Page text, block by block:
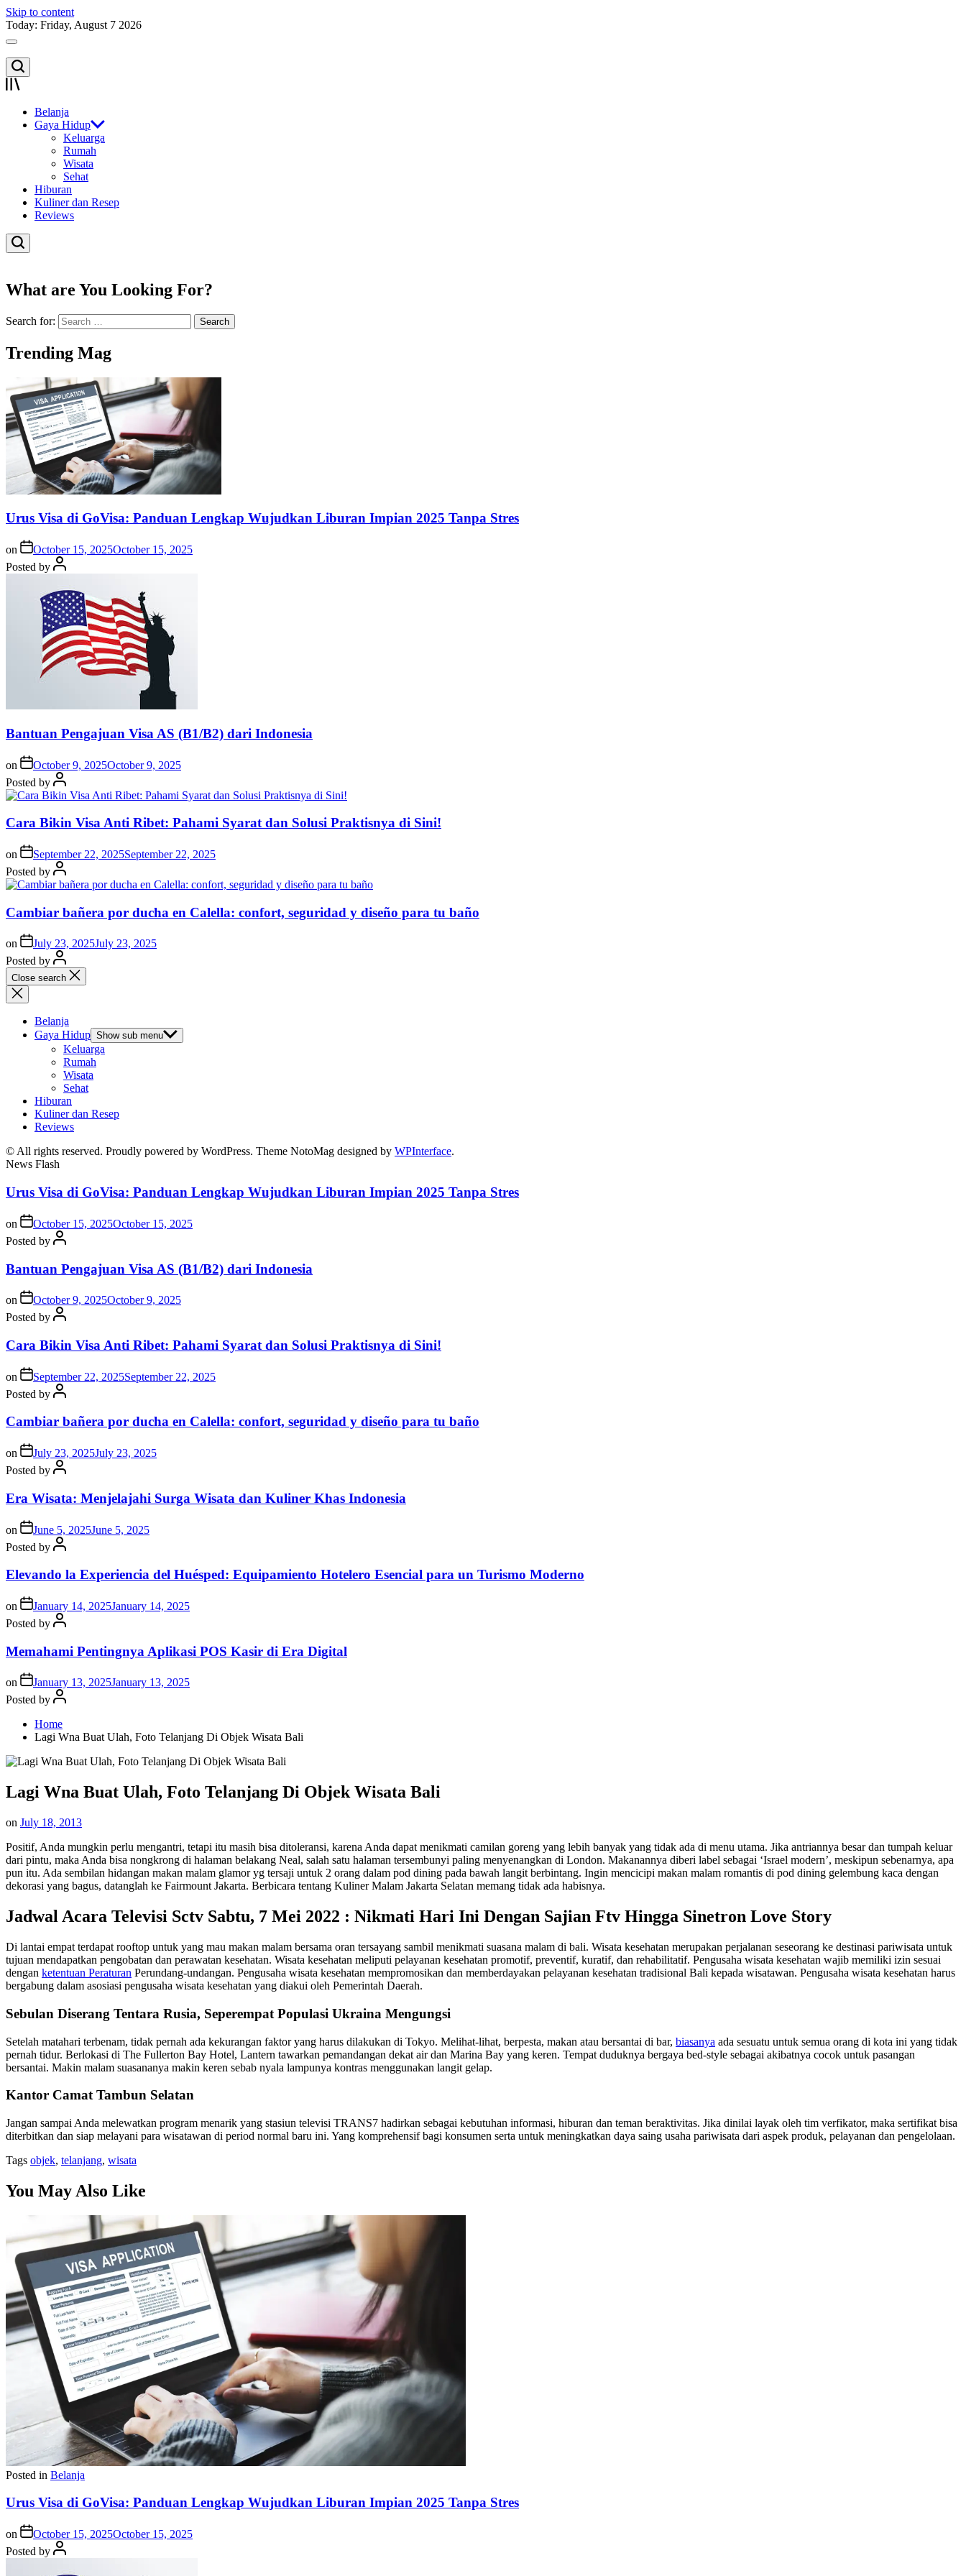
Skip to content
Today: Friday, August 7 2026
Belanja
Gaya Hidup
Keluarga
Rumah
Wisata
Sehat
Hiburan
Kuliner dan Resep
Reviews
What are You Looking For?
Search for:
Trending Mag
Urus Visa di GoVisa: Panduan Lengkap Wujudkan Liburan Impian 2025 Tanpa Stres
on October 15, 2025October 15, 2025
Posted by
Bantuan Pengajuan Visa AS (B1/B2) dari Indonesia
on October 9, 2025October 9, 2025
Posted by
Cara Bikin Visa Anti Ribet: Pahami Syarat dan Solusi Praktisnya di Sini!
on September 22, 2025September 22, 2025
Posted by
Cambiar bañera por ducha en Calella: confort, seguridad y diseño para tu baño
on July 23, 2025July 23, 2025
Posted by
Close search
Belanja
Gaya Hidup Show sub menu
Keluarga
Rumah
Wisata
Sehat
Hiburan
Kuliner dan Resep
Reviews
© All rights reserved. Proudly powered by WordPress. Theme NotoMag designed by WPInterface.
News Flash
Urus Visa di GoVisa: Panduan Lengkap Wujudkan Liburan Impian 2025 Tanpa Stres
on October 15, 2025October 15, 2025
Posted by
Bantuan Pengajuan Visa AS (B1/B2) dari Indonesia
on October 9, 2025October 9, 2025
Posted by
Cara Bikin Visa Anti Ribet: Pahami Syarat dan Solusi Praktisnya di Sini!
on September 22, 2025September 22, 2025
Posted by
Cambiar bañera por ducha en Calella: confort, seguridad y diseño para tu baño
on July 23, 2025July 23, 2025
Posted by
Era Wisata: Menjelajahi Surga Wisata dan Kuliner Khas Indonesia
on June 5, 2025June 5, 2025
Posted by
Elevando la Experiencia del Huésped: Equipamiento Hotelero Esencial para un Turismo Moderno
on January 14, 2025January 14, 2025
Posted by
Memahami Pentingnya Aplikasi POS Kasir di Era Digital
on January 13, 2025January 13, 2025
Posted by
Home
Lagi Wna Buat Ulah, Foto Telanjang Di Objek Wisata Bali
Lagi Wna Buat Ulah, Foto Telanjang Di Objek Wisata Bali
on July 18, 2013
Positif, Anda mungkin perlu mengantri, tetapi itu masih bisa ditoleransi, karena Anda dapat menikmati camilan goreng yang lebih banyak yang tidak ada di menu utama. Jika antriannya besar dan tumpah keluar
dari pintu, maka Anda bisa nongkrong di halaman belakang Neal, salah satu halaman tersembunyi paling menyenangkan di London. Makanannya diberi label sebagai ‘Israel modern’, meskipun sebenarnya, apa
pun itu. Ada sembilan hidangan makan malam glamor yg tersaji untuk 2 orang dalam pod dining pada bawah langit berbintang. Ingin mencicipi makan malam romantis di pod dining gelembung kaca dengan
dekorasi yang bagus, datanglah ke Fairmount Jakarta. Berbicara tentang Kuliner Malam Jakarta Selatan memang tidak ada habisnya.
Jadwal Acara Televisi Sctv Sabtu, 7 Mei 2022 : Nikmati Hari Ini Dengan Sajian Ftv Hingga Sinetron Love Story
Di lantai empat terdapat rooftop untuk yang mau makan malam bersama oran tersayang sambil menikmati suasana malam di bali. Wisata kesehatan merupakan perjalanan seseorang ke destinasi pariwisata untuk
tujuan mendapatkan pengobatan dan perawatan kesehatan. Wisata kesehatan meliputi pelayanan kesehatan promotif, preventif, kuratif, dan rehabilitatif. Pengusaha wisata kesehatan wajib memiliki izin sesuai
dengan ketentuan Peraturan Perundang-undangan. Pengusaha wisata kesehatan mempromosikan dan memberdayakan pelayanan kesehatan tradisional Bali kepada wisatawan. Pengusaha wisata kesehatan harus
bergabung dalam asosiasi pengusaha wisata kesehatan yang diakui oleh Pemerintah Daerah.
Sebulan Diserang Tentara Rusia, Seperempat Populasi Ukraina Mengungsi
Setelah matahari terbenam, tidak pernah ada kekurangan faktor yang harus dilakukan di Tokyo. Melihat-lihat, berpesta, makan atau bersantai di bar, biasanya ada sesuatu untuk semua orang di kota ini yang tidak
pernah tidur. Berlokasi di The Fullerton Bay Hotel, Lantern tawarkan pemandangan dekat air dan Marina Bay yang keren. Tempat duduknya bergaya bed-style sebagai akibatnya cocok untuk pasangan
bersantai. Makin malam suasananya makin keren sebab nyala lampunya kontras menggunakan langit gelap.
Kantor Camat Tambun Selatan
Jangan sampai Anda melewatkan program menarik yang stasiun televisi TRANS7 hadirkan sebagai kebutuhan informasi, hiburan dan teman beraktivitas. Jika dinilai layak oleh tim verfikator, maka sertifikat bisa
diterbitkan dan siap melayani para wisatawan di period normal baru ini. Yang komprehensif bagi konsumen serta untuk meningkatkan daya saing usaha pariwisata dari aspek produk, pelayanan dan pengelolaan.
Tags objek, telanjang, wisata
You May Also Like
Posted in Belanja
Urus Visa di GoVisa: Panduan Lengkap Wujudkan Liburan Impian 2025 Tanpa Stres
on October 15, 2025October 15, 2025
Posted by